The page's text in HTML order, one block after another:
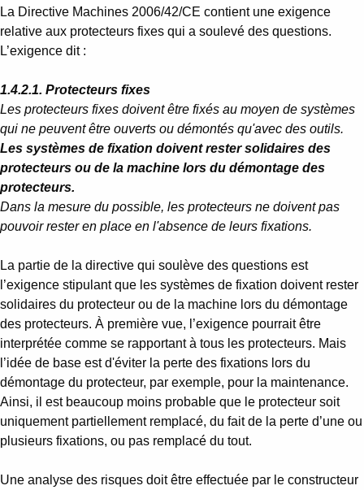
La Directive Machines 2006/42/CE contient une exigence
relative aux protecteurs fixes qui a soulevé des questions.
L’exigence dit :
1.4.2.1. Protecteurs fixes
Les protecteurs fixes doivent être fixés au moyen de systèmes
qui ne peuvent être ouverts ou démontés qu'avec des outils.
Les systèmes de fixation doivent rester solidaires des
protecteurs ou de la machine lors du démontage des
protecteurs.
Dans la mesure du possible, les protecteurs ne doivent pas
pouvoir rester en place en l'absence de leurs fixations.
La partie de la directive qui soulève des questions est
l’exigence stipulant que les systèmes de fixation doivent rester
solidaires du protecteur ou de la machine lors du démontage
des protecteurs. À première vue, l’exigence pourrait être
interprétée comme se rapportant à tous les protecteurs. Mais
l’idée de base est d'éviter la perte des fixations lors du
démontage du protecteur, par exemple, pour la maintenance.
Ainsi, il est beaucoup moins probable que le protecteur soit
uniquement partiellement remplacé, du fait de la perte d’une ou
plusieurs fixations, ou pas remplacé du tout.
Une analyse des risques doit être effectuée par le constructeur